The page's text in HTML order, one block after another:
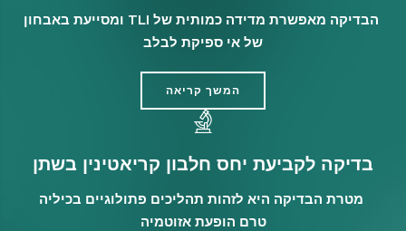
הבדיקה מאפשרת מדידה כמותית של TLI ומסייעת באבחון
של אי ספיקת לבלב
המשך קריאה
בדיקה לקביעת יחס חלבון קריאטינין בשתן
מטרת הבדיקה היא לזהות תהליכים פתולוגיים בכיליה
טרם הופעת אזוטמיה